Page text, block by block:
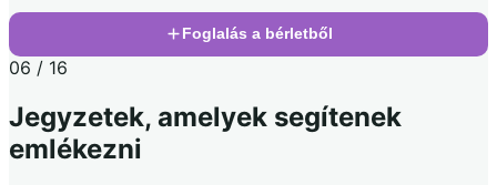
Foglalás a bérletből
06 / 16
Jegyzetek, amelyek segítenek
emlékezni